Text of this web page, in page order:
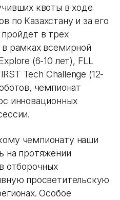
квоты в ходе
по Казахстану и за его
в трех
в рамках всемирной
(6-10 лет), FLL
Tech Challenge (12-
чемпионат
инновационных
чемпионату наши
на протяжении
отборочных
просветительскую
Особое